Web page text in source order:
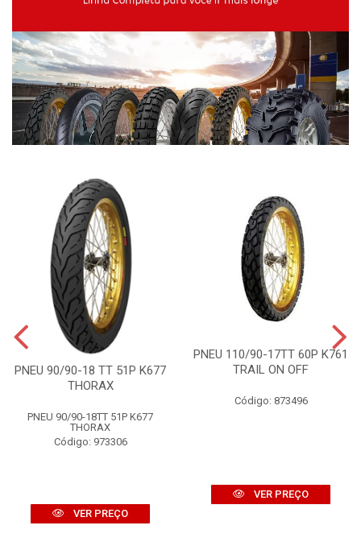
PNEU 90/90-18 TT 51P K677
THORAX
PNEU 90/90-18TT 51P K677
THORAX
Código: 973306
VER PREÇO
PNEU 110/90-17TT 60P K761
TRAIL ON OFF
Código: 873496
VER PREÇO